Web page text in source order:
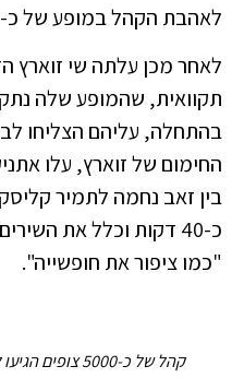
לאהבת הקהל במופע של כ-40 דקות.
לאחר מכן עלתה שי זוארץ
תקוואית, שהמופע שלה
בהתחלה, עליהם הצליחו
החימום של זוארץ, עלו
בין זאב נחמה לתמיר
כ-40 דקות וכלל את
"כמו ציפור את חופשייה".
קהל של כ-5000 צופים הגיעו לאירוע. שנה הבאה יהיו יותר?